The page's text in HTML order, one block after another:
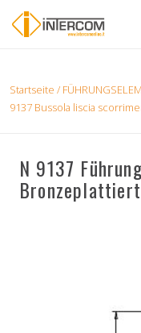
Startseite /
9137 Bussola liscia
N 9137
Bronzeplattiert